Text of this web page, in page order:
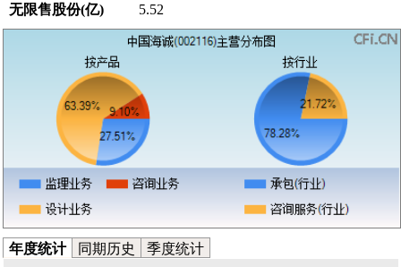
无限售股份(亿)
5.52
年度统计 同期历史 季度统计